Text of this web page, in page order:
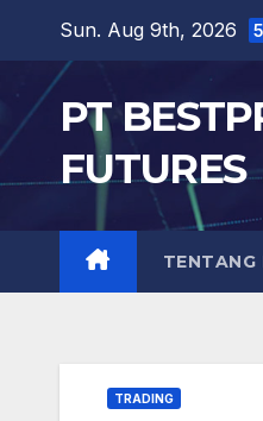
content
Sun. Aug 9th, 2026
PT
FUTURES
TENTANG
TRADING